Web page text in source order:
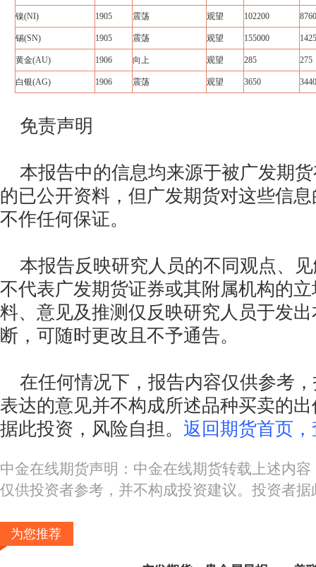
镍(NI) 1905 震荡 观望 102200
锡(SN) 1905 震荡 观望 155000
黄金(AU) 1906 向上 观望 285 275
白银(AG) 1906 震荡 观望 3650 3440
免责声明
本报告中的信息均来源于被广发期
的已公开资料，但广发期货对这些信
不作任何保证。
本报告反映研究人员的不同观点、
不代表广发期货证券或其附属机构的
料、意见及推测仅反映研究人员于发
断，可随时更改且不予通告。
在任何情况下，报告内容仅供参考
表达的意见并不构成所述品种买卖的
据此投资，风险自担。 返回期货首页
中金在线期货声明：中金在线期货转载上述内
仅供投资者参考，并不构成投资建议。投资者
为您推荐